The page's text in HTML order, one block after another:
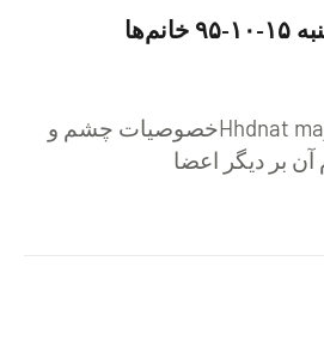
خصوصیات چشم و
آن بر دیگر اعضا